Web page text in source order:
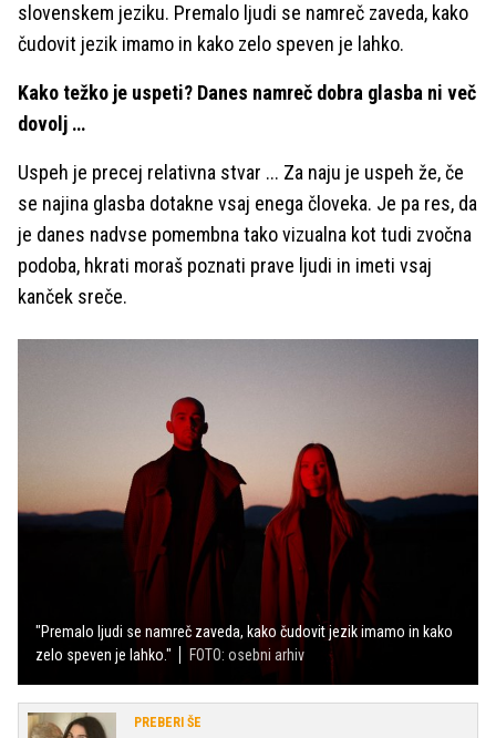
slovenskem jeziku. Premalo ljudi se namreč zaveda, kako
čudovit jezik imamo in kako zelo speven je lahko.
Kako težko je uspeti? Danes namreč dobra glasba ni več
dovolj …
Uspeh je precej relativna stvar ... Za naju je uspeh že, če
se najina glasba dotakne vsaj enega človeka. Je pa res, da
je danes nadvse pomembna tako vizualna kot tudi zvočna
podoba, hkrati moraš poznati prave ljudi in imeti vsaj
kanček sreče.
"Premalo ljudi se namreč zaveda, kako čudovit jezik imamo in kako
zelo speven je lahko."
FOTO: osebni arhiv
PREBERI ŠE